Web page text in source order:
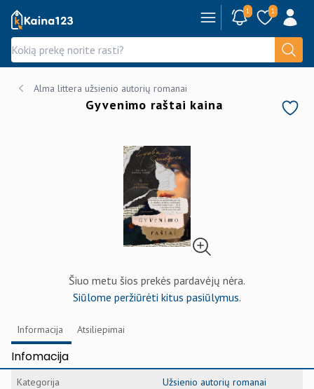
Kaina123.lt 1 1
Alma littera užsienio autorių romanai
Gyvenimo raštai kaina
Šiuo metu šios prekės pardavėjų nėra.
Siūlome peržiūrėti kitus pasiūlymus.
Informacija Atsiliepimai
Infomacija
Kategorija
Užsienio autorių romanai